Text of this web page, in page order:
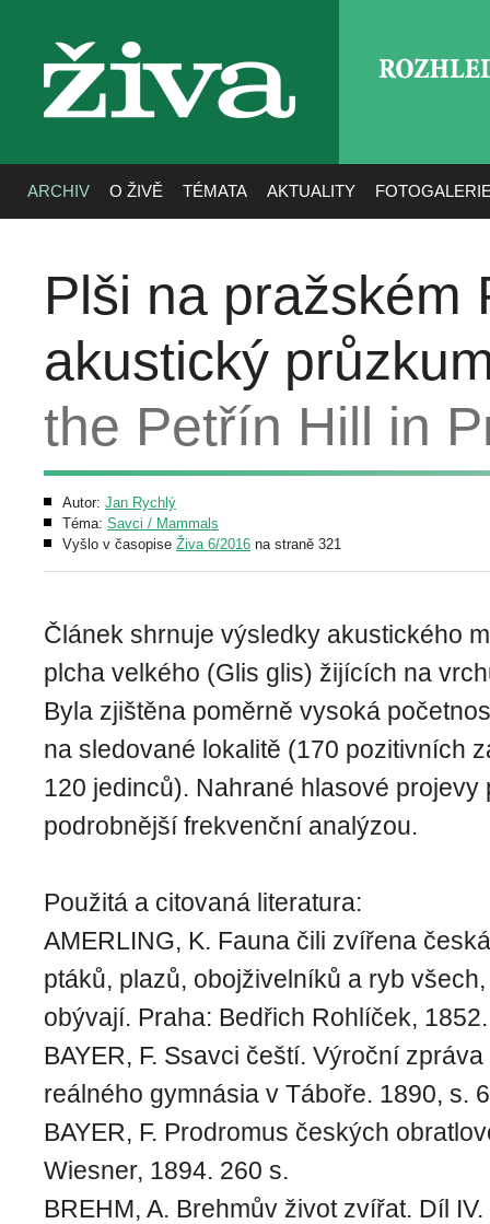
živa
ARCHIV O ŽIVĚ TÉMATA AKTUALITY
Plši na pražském
akustický
the Petřín Hill in
Autor: Jan Rychlý
Téma: Savci / Mammals
Vyšlo v časopise Živa 6/2016 na straně 321
Článek shrnuje výsledky akustického
plcha velkého (Glis glis) žijících na
Byla zjištěna poměrně vysoká
na sledované lokalitě (170 pozitivních
120 jedinců). Nahrané hlasové projevy
podrobnější frekvenční analýzou.
Použitá a citovaná literatura:
AMERLING, K. Fauna čili zvířena
ptáků, plazů, obojživelníků a ryb
obývají. Praha: Bedřich Rohlíček,
BAYER, F. Ssavci čeští. Výroční
reálného gymnásia v Táboře. 1890, s.
BAYER, F. Prodromus českých
Wiesner, 1894. 260 s.
BREHM, A. Brehmův život zvířat. Díl